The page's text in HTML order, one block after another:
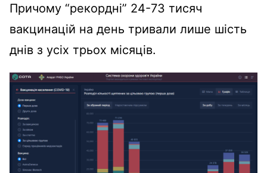
Причому “рекордні” 24-73 тисяч
вакцинацій на день тривали лише шість
днів з усіх трьох місяців.